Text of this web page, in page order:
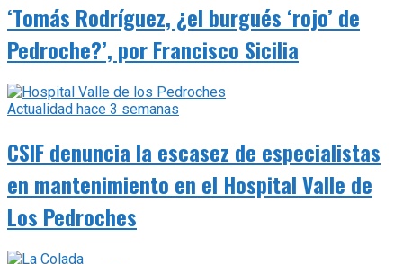
‘Tomás Rodríguez, ¿el burgués ‘rojo’ de
Pedroche?’, por Francisco Sicilia
Actualidad hace 3 semanas
CSIF denuncia la escasez de especialistas
en mantenimiento en el Hospital Valle de
Los Pedroches